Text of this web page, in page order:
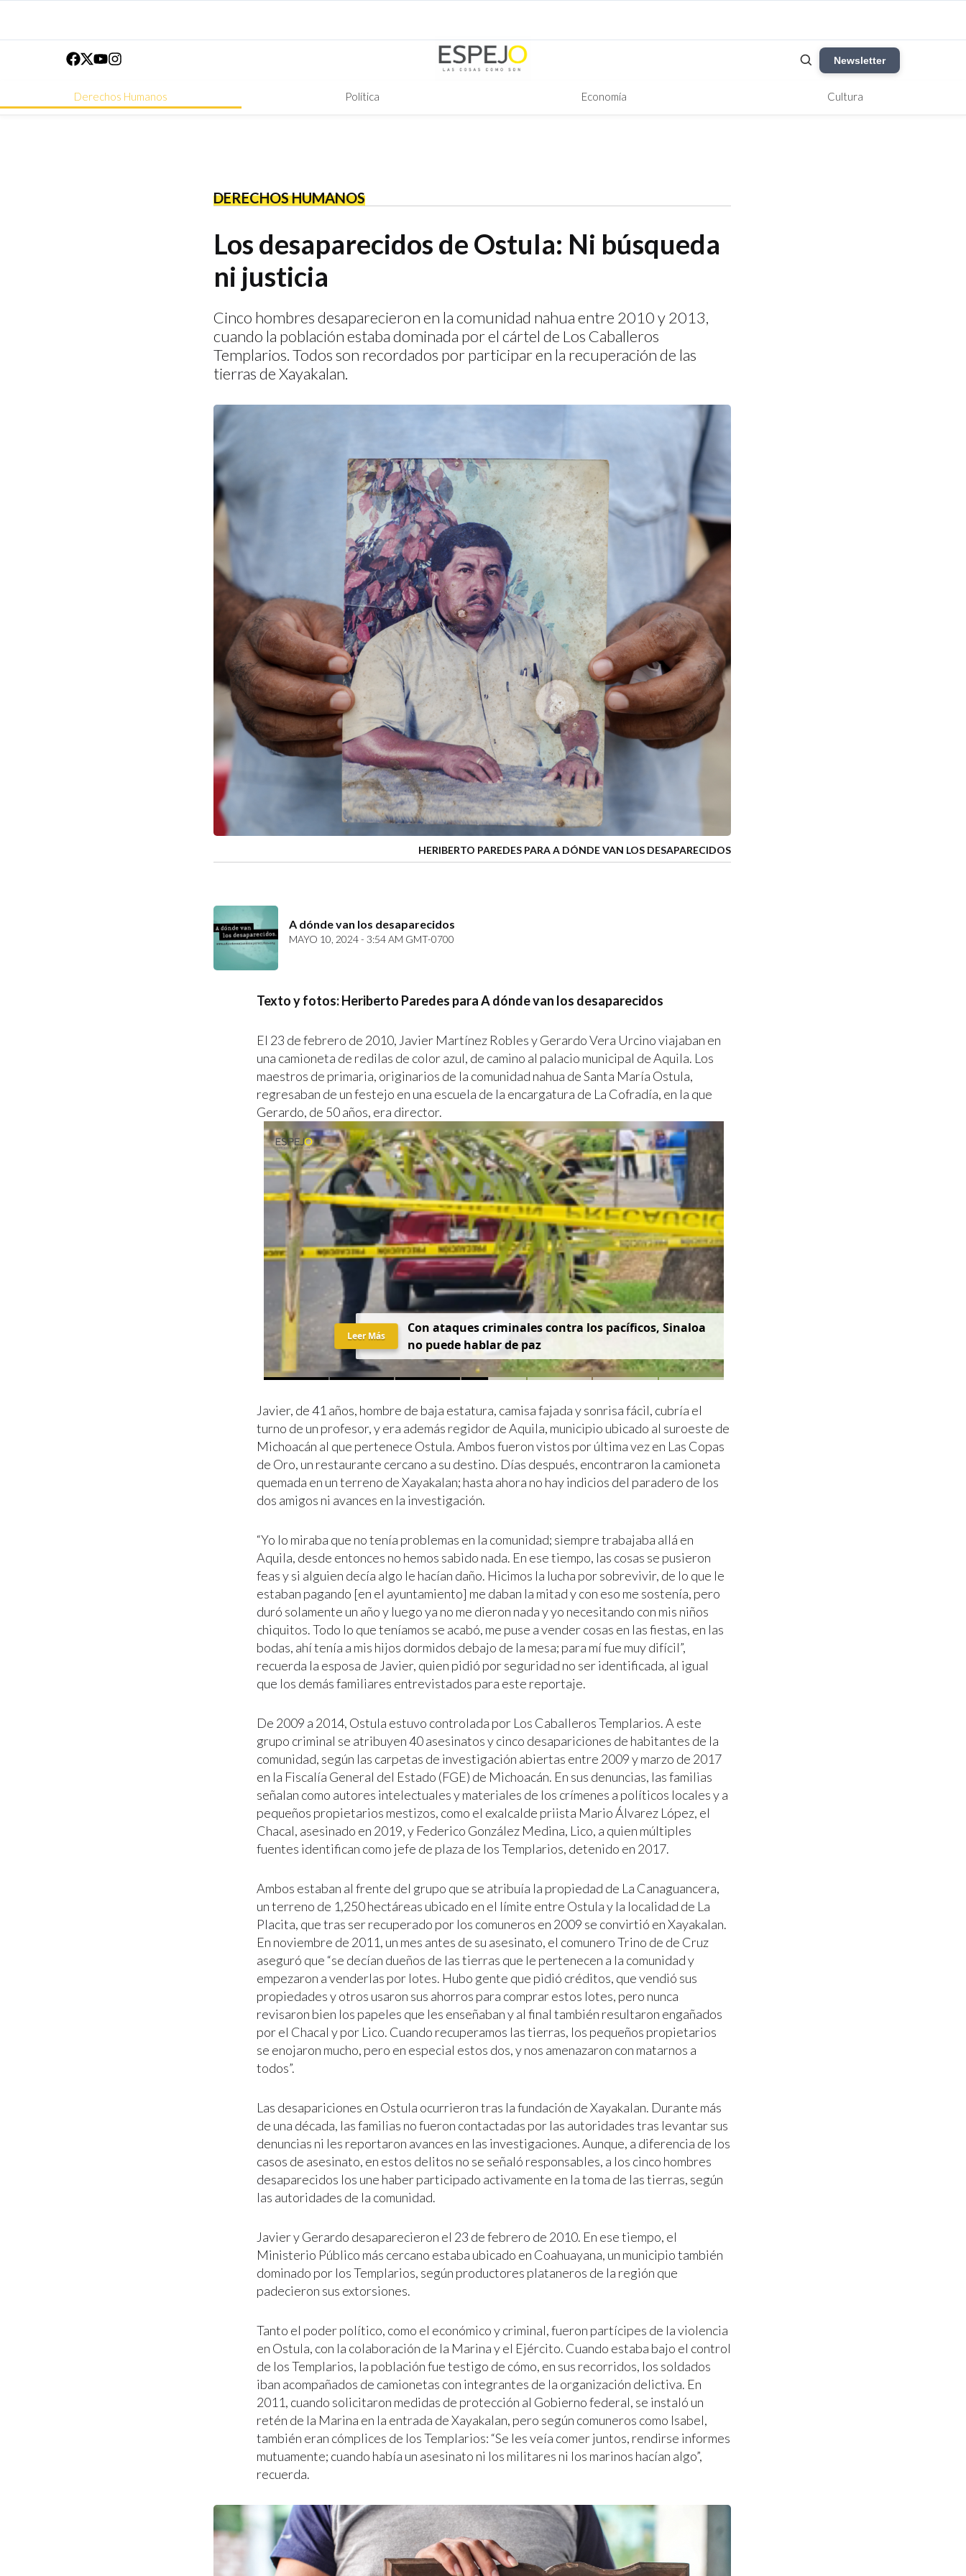
Newsletter
Derechos Humanos Política Economía Cultura
DERECHOS HUMANOS
Los desaparecidos de Ostula: Ni búsqueda
ni justicia
Cinco hombres desaparecieron en la comunidad nahua entre 2010 y 2013,
cuando la población estaba dominada por el cártel de Los Caballeros
Templarios. Todos son recordados por participar en la recuperación de las
tierras de Xayakalan.
HERIBERTO PAREDES PARA A DÓNDE VAN LOS DESAPARECIDOS
A dónde van los desaparecidos
MAYO 10, 2024 - 3:54 AM GMT-0700
Texto y fotos: Heriberto Paredes para A dónde van los desaparecidos
El 23 de febrero de 2010, Javier Martínez Robles y Gerardo Vera Urcino viajaban en
una camioneta de redilas de color azul, de camino al palacio municipal de Aquila. Los
maestros de primaria, originarios de la comunidad nahua de Santa María Ostula,
regresaban de un festejo en una escuela de la encargatura de La Cofradía, en la que
Gerardo, de 50 años, era director.
Con ataques criminales contra los pacíficos, Sinaloa
no puede hablar de paz
Leer Más
Javier, de 41 años, hombre de baja estatura, camisa fajada y sonrisa fácil, cubría el
turno de un profesor, y era además regidor de Aquila, municipio ubicado al suroeste de
Michoacán al que pertenece Ostula. Ambos fueron vistos por última vez en Las Copas
de Oro, un restaurante cercano a su destino. Días después, encontraron la camioneta
quemada en un terreno de Xayakalan; hasta ahora no hay indicios del paradero de los
dos amigos ni avances en la investigación.
“Yo lo miraba que no tenía problemas en la comunidad; siempre trabajaba allá en
Aquila, desde entonces no hemos sabido nada. En ese tiempo, las cosas se pusieron
feas y si alguien decía algo le hacían daño. Hicimos la lucha por sobrevivir, de lo que le
estaban pagando [en el ayuntamiento] me daban la mitad y con eso me sostenía, pero
duró solamente un año y luego ya no me dieron nada y yo necesitando con mis niños
chiquitos. Todo lo que teníamos se acabó, me puse a vender cosas en las fiestas, en las
bodas, ahí tenía a mis hijos dormidos debajo de la mesa; para mí fue muy difícil”,
recuerda la esposa de Javier, quien pidió por seguridad no ser identificada, al igual
que los demás familiares entrevistados para este reportaje.
De 2009 a 2014, Ostula estuvo controlada por Los Caballeros Templarios. A este
grupo criminal se atribuyen 40 asesinatos y cinco desapariciones de habitantes de la
comunidad, según las carpetas de investigación abiertas entre 2009 y marzo de 2017
en la Fiscalía General del Estado (FGE) de Michoacán. En sus denuncias, las familias
señalan como autores intelectuales y materiales de los crímenes a políticos locales y a
pequeños propietarios mestizos, como el exalcalde priista Mario Álvarez López, el
Chacal, asesinado en 2019, y Federico González Medina, Lico, a quien múltiples
fuentes identifican como jefe de plaza de los Templarios, detenido en 2017.
Ambos estaban al frente del grupo que se atribuía la propiedad de La Canaguancera,
un terreno de 1,250 hectáreas ubicado en el límite entre Ostula y la localidad de La
Placita, que tras ser recuperado por los comuneros en 2009 se convirtió en Xayakalan.
En noviembre de 2011, un mes antes de su asesinato, el comunero Trino de de Cruz
aseguró que “se decían dueños de las tierras que le pertenecen a la comunidad y
empezaron a venderlas por lotes. Hubo gente que pidió créditos, que vendió sus
propiedades y otros usaron sus ahorros para comprar estos lotes, pero nunca
revisaron bien los papeles que les enseñaban y al final también resultaron engañados
por el Chacal y por Lico. Cuando recuperamos las tierras, los pequeños propietarios
se enojaron mucho, pero en especial estos dos, y nos amenazaron con matarnos a
todos”.
Las desapariciones en Ostula ocurrieron tras la fundación de Xayakalan. Durante más
de una década, las familias no fueron contactadas por las autoridades tras levantar sus
denuncias ni les reportaron avances en las investigaciones. Aunque, a diferencia de los
casos de asesinato, en estos delitos no se señaló responsables, a los cinco hombres
desaparecidos los une haber participado activamente en la toma de las tierras, según
las autoridades de la comunidad.
Javier y Gerardo desaparecieron el 23 de febrero de 2010. En ese tiempo, el
Ministerio Público más cercano estaba ubicado en Coahuayana, un municipio también
dominado por los Templarios, según productores plataneros de la región que
padecieron sus extorsiones.
Tanto el poder político, como el económico y criminal, fueron partícipes de la violencia
en Ostula, con la colaboración de la Marina y el Ejército. Cuando estaba bajo el control
de los Templarios, la población fue testigo de cómo, en sus recorridos, los soldados
iban acompañados de camionetas con integrantes de la organización delictiva. En
2011, cuando solicitaron medidas de protección al Gobierno federal, se instaló un
retén de la Marina en la entrada de Xayakalan, pero según comuneros como Isabel,
también eran cómplices de los Templarios: “Se les veía comer juntos, rendirse informes
mutuamente; cuando había un asesinato ni los militares ni los marinos hacían algo”,
recuerda.